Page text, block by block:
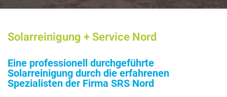
Solarreinigung + Service Nord
Eine professionell durchgeführte
Solarreinigung durch die erfahrenen
Spezialisten der Firma SRS Nord